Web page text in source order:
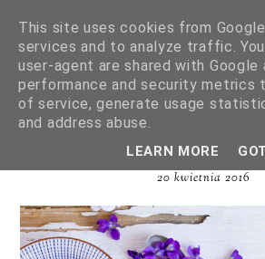
NALEŚNIKI FIOŁKOWE
RYŻOWEJ
20 kwietnia 2016
This site uses cookies from
services and to analyze traffic.
user-agent are shared with Google
performance and security metrics
of service, generate usage
and address abuse.
LEARN MORE